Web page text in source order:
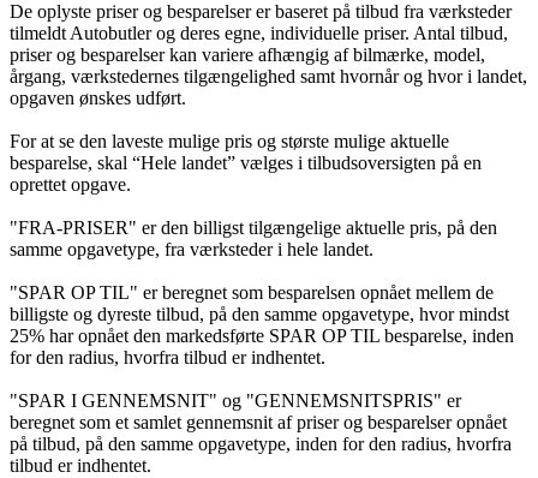
De oplyste priser og besparelser er baseret på tilbud fra værksteder
tilmeldt Autobutler og deres egne, individuelle priser. Antal tilbud,
priser og besparelser kan variere afhængig af bilmærke, model,
årgang, værkstedernes tilgængelighed samt hvornår og hvor i landet,
opgaven ønskes udført.
For at se den laveste mulige pris og største mulige aktuelle
besparelse, skal “Hele landet” vælges i tilbudsoversigten på en
oprettet opgave.
"FRA-PRISER" er den billigst tilgængelige aktuelle pris, på den
samme opgavetype, fra værksteder i hele landet.
"SPAR OP TIL" er beregnet som besparelsen opnået mellem de
billigste og dyreste tilbud, på den samme opgavetype, hvor mindst
25% har opnået den markedsførte SPAR OP TIL besparelse, inden
for den radius, hvorfra tilbud er indhentet.
"SPAR I GENNEMSNIT" og "GENNEMSNITSPRIS" er
beregnet som et samlet gennemsnit af priser og besparelser opnået
på tilbud, på den samme opgavetype, inden for den radius, hvorfra
tilbud er indhentet.